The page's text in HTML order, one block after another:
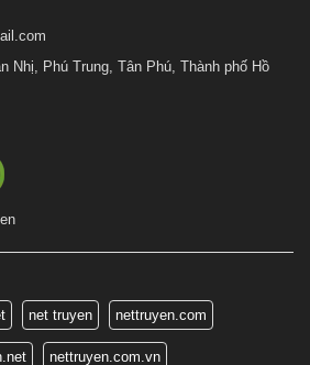
Nhị, Phú Trung, Tân Phú, Thành phố Hồ
net truyen nettruyen.com
nettruyen.com.vn